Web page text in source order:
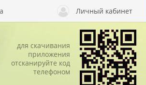
для скачивания
приложения
отсканируйте код
телефоном
Личный кабинет